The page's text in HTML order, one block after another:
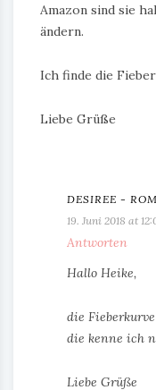
Amazon sind sie
ändern.
Ich finde die
Liebe Grüße
DESIREE -
19. Juni 2018 at
Antworten
Hallo Heike,
die
die kenne ich
Liebe Grüße